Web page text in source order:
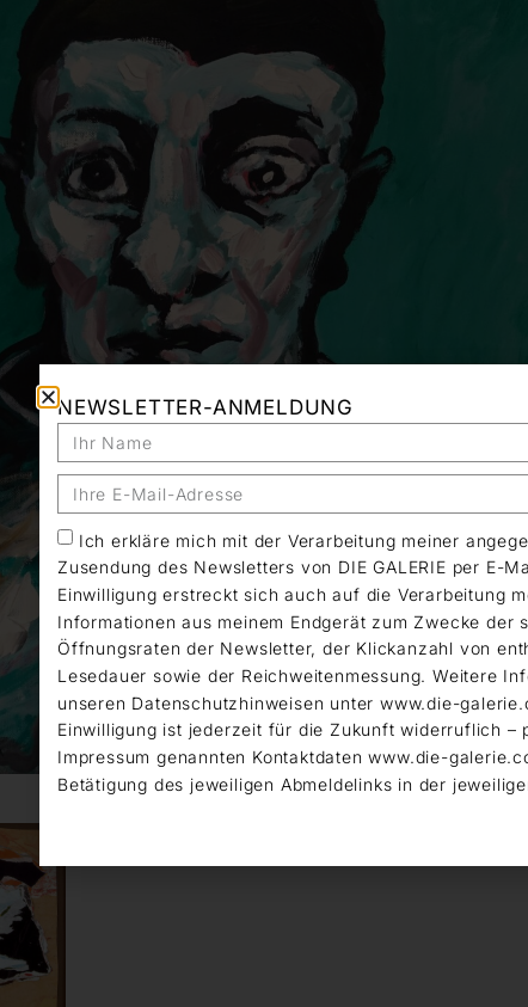
NEWSLETTER-ANMELDUNG
Ich erkläre mich mit der Verarbeitung meiner
Zusendung des Newsletters von DIE GALERIE per E-
Einwilligung erstreckt sich auch auf die Verarbeitung
Informationen aus meinem Endgerät zum Zwecke der
Öffnungsraten der Newsletter, der Klickanzahl von
Lesedauer sowie der Reichweitenmessung. Weitere
unseren Datenschutzhinweisen unter www.die-
Einwilligung ist jederzeit für die Zukunft widerruflich –
Impressum genannten Kontaktdaten www.die-
Betätigung des jeweiligen Abmeldelinks in der